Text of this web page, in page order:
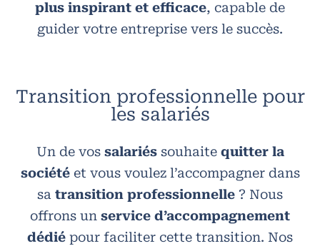
plus inspirant et efficace, capable de
guider votre entreprise vers le succès.
Transition professionnelle pour
les salariés
Un de vos salariéssouhaite quitter la
sociétéet vous voulez l’accompagner dans
sa transition professionnelle ? Nous
offrons un service d’accompagnement
dédié pour faciliter cette transition. Nos